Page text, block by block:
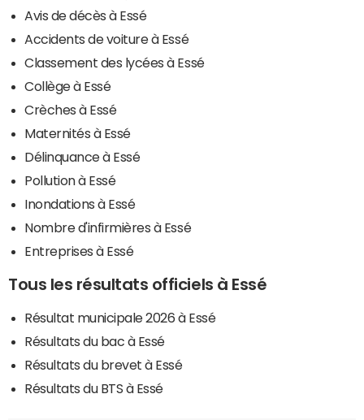
Avis de décès à Essé
Accidents de voiture à Essé
Classement des lycées à Essé
Collège à Essé
Crèches à Essé
Maternités à Essé
Délinquance à Essé
Pollution à Essé
Inondations à Essé
Nombre d'infirmières à Essé
Entreprises à Essé
Tous les résultats officiels à Essé
Résultat municipale 2026 à Essé
Résultats du bac à Essé
Résultats du brevet à Essé
Résultats du BTS à Essé